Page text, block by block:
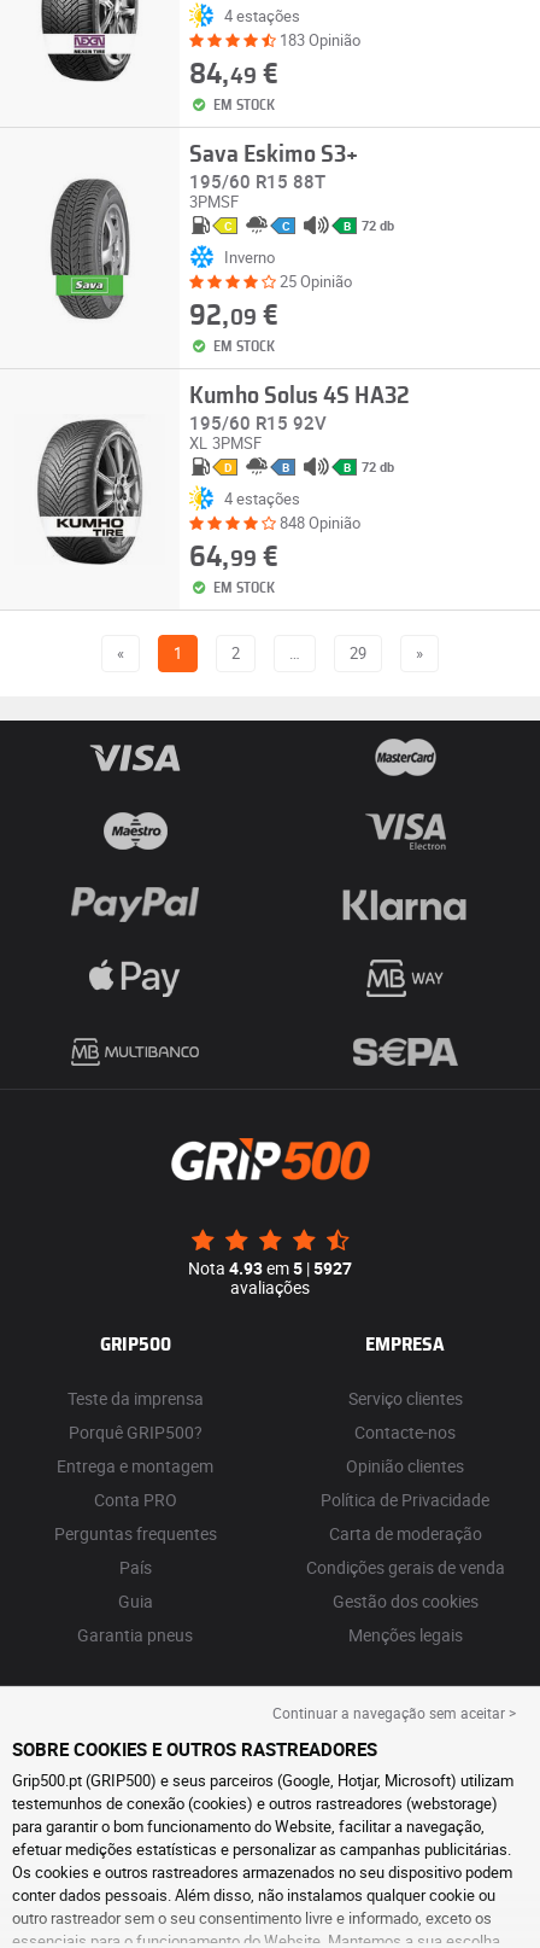
4 estações
183 Opinião
84,49 €
EM STOCK
Sava Eskimo S3+
195/60 R15 88T
3PMSF
C C B 72 db
Inverno
25 Opinião
92,09 €
EM STOCK
Kumho Solus 4S HA32
195/60 R15 92V
XL 3PMSF
D B B 72 db
4 estações
848 Opinião
64,99 €
EM STOCK
« 1 2 … 29 »
Nota 4.93em5 |5927
avaliações
GRIP500
Teste da imprensa
Porquê GRIP500?
Entrega e montagem
Conta PRO
Perguntas frequentes
País
Guia
Garantia pneus
EMPRESA
Serviço clientes
Contacte-nos
Opinião clientes
Política de Privacidade
Carta de moderação
Condições gerais de venda
Gestão dos cookies
Menções legais
Continuar a navegação sem aceitar >
SOBRE COOKIES E OUTROS RASTREADORES
Grip500.pt (GRIP500) e seus parceiros (Google, Hotjar, Microsoft) utilizam
testemunhos de conexão (cookies) e outros rastreadores (webstorage)
para garantir o bom funcionamento do Website, facilitar a navegação,
efetuar medições estatísticas e personalizar as campanhas publicitárias.
Os cookies e outros rastreadores armazenados no seu dispositivo podem
conter dados pessoais. Além disso, não instalamos qualquer cookie ou
outro rastreador sem o seu consentimento livre e informado, exceto os
essenciais para o funcionamento do Website. Mantemos a sua escolha